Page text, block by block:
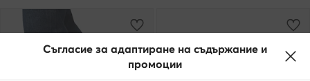
Съгласие за адаптиране на съдържание и
промоции